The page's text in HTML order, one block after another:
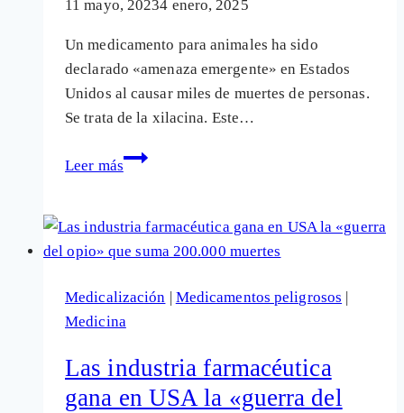
11 mayo, 20234 enero, 2025
Un medicamento para animales ha sido
declarado «amenaza emergente» en Estados
Unidos al causar miles de muertes de personas.
Se trata de la xilacina. Este…
Leer más
Un
declarado
«amenaza
al
causar
de
muertes
Medicalización | Medicamentos peligrosos |
Medicina
Las industria farmacéutica
gana en USA la «guerra del